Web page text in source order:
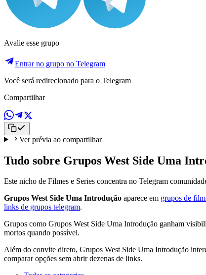
Avalie esse grupo
Entrar no grupo no Telegram
Você será redirecionado para o Telegram
Compartilhar
Ver prévia ao compartilhar
Tudo sobre Grupos West Side Uma
Este nicho de Filmes e Series concentra no Telegram
Grupos West Side Uma Introdução aparece em grupos de
links de grupos telegram.
Grupos como Grupos West Side Uma Introdução ganham
mortos quando possível.
Além do convite direto, Grupos West Side Uma Introdução
comparar opções sem abrir dezenas de links.